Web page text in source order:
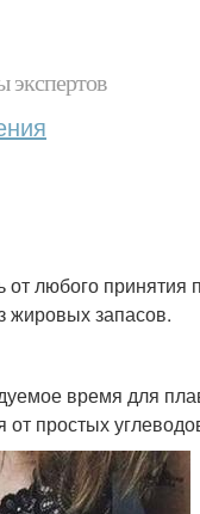
экспертов
от любого
жировых запасов.
время для
от простых